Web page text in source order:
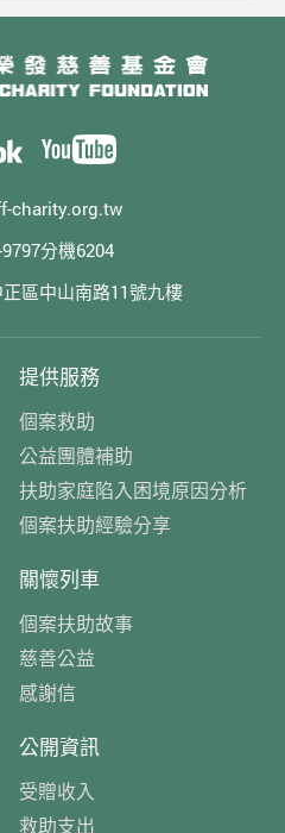
charity.org.tw
分機6204
區中山南路11號九樓
提供服務
個案救助
公益團體補助
扶助家庭陷入困境原因分析
個案扶助經驗分享
關懷列車
個案扶助故事
慈善公益
感謝信
公開資訊
受贈收入
救助支出